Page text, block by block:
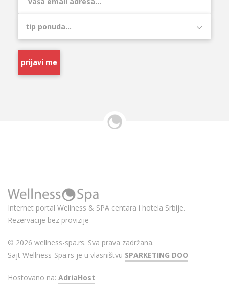
prijavi me
Internet portal Wellness & SPA centara i hotela Srbije.
Rezervacije bez provizije
© 2026 wellness-spa.rs. Sva prava zadržana.
Sajt Wellness-Spa.rs je u vlasništvu SPARKETING DOO
Hostovano na: AdriaHost